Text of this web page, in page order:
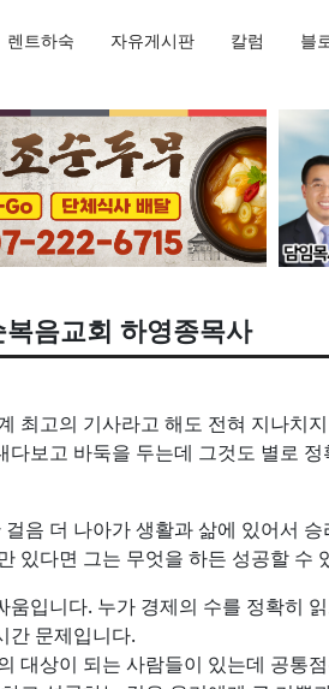
렌트하숙 자유게시판 칼럼 블
음교회 하영종목사
최고의 기사라고 해도 전혀 지나치
보고 바둑을 두는데 그것도 별로
음 더 나아가 생활과 삶에 있어서
있다면 그는 무엇을 하든 성공할 수
입니다. 누가 경제의 수를 정확히
간 문제입니다.
대상이 되는 사람들이 있는데 공통